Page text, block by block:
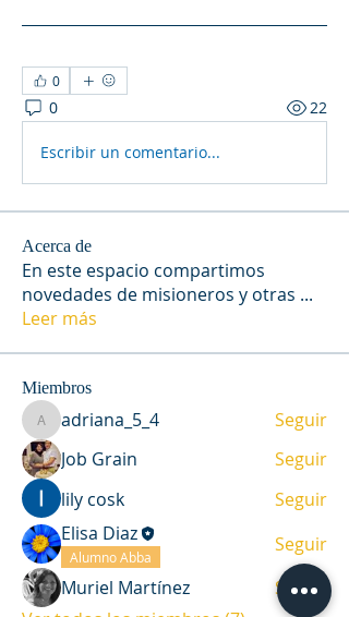
0
0 22
Escribir un comentario...
Acerca de
En este espacio compartimos
novedades de misioneros y otras ...
Leer más
Miembros
adriana_5_4
adriana_5_4
Seguir
Job Grain
Seguir
lily cosk
Seguir
Elisa Diaz
Alumno Abba
Seguir
Muriel Martínez
Seguir